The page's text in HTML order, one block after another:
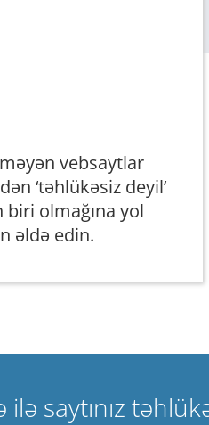
vebsaytlar
‘təhlükəsiz deyil’
biri olmağına yol
əldə edin.
saytınız